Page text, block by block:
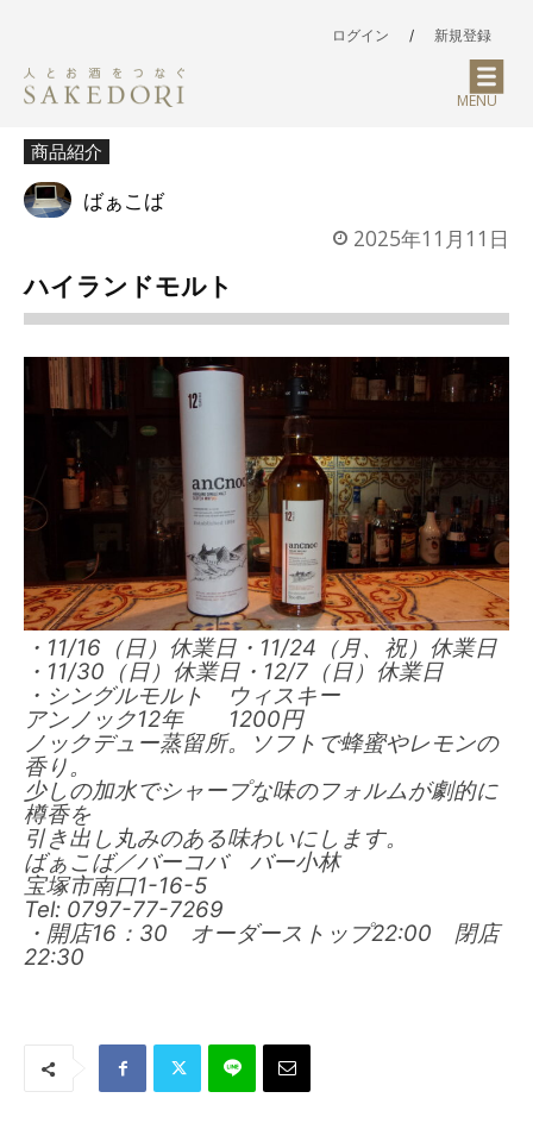
ログイン / 新規登録
MENU
商品紹介
ばぁこば
2025年11月11日
ハイランドモルト
・11/16（日）休業日・11/24（月、祝）休業日
・11/30（日）休業日・12/7（日）休業日
・シングルモルト ウィスキー
アンノック12年 1200円
ノックデュー蒸留所。ソフトで蜂蜜やレモンの
香り。
少しの加水でシャープな味のフォルムが劇的に
樽香を
引き出し丸みのある味わいにします。
ばぁこば／バーコバ バー小林
宝塚市南口1-16-5
Tel: 0797-77-7269
・開店16：30 オーダーストップ22:00 閉店
22:30